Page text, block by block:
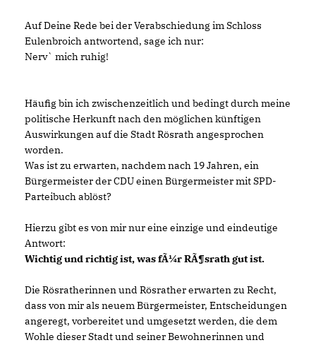
Auf Deine Rede bei der Verabschiedung im Schloss
Eulenbroich antwortend, sage ich nur:
Nerv` mich ruhig!
Häufig bin ich zwischenzeitlich und bedingt durch meine
politische Herkunft nach den möglichen künftigen
Auswirkungen auf die Stadt Rösrath angesprochen
worden.
Was ist zu erwarten, nachdem nach 19 Jahren, ein
Bürgermeister der CDU einen Bürgermeister mit SPD-
Parteibuch ablöst?
Hierzu gibt es von mir nur eine einzige und eindeutige
Antwort:
Wichtig und richtig ist, was fÃ¼r RÃ¶srath gut ist.
Die Rösratherinnen und Rösrather erwarten zu Recht,
dass von mir als neuem Bürgermeister, Entscheidungen
angeregt, vorbereitet und umgesetzt werden, die dem
Wohle dieser Stadt und seiner Bewohnerinnen und